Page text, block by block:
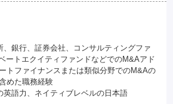
、銀行、証券会社、コンサルティングファ
ートエクイティファンドなどでのM&Aアド
トファイナンスまたは類似分野でのM&Aの
めた職務経験
英語力、ネイティブレベルの日本語